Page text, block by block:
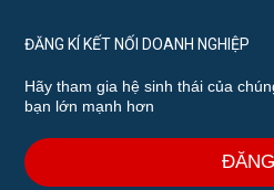
ĐĂNG KÍ KẾT NỐI DOANH NGHIỆP
Hãy tham gia hệ sinh thái của
bạn lớn mạnh hơn